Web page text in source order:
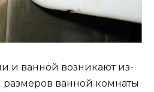
и ванной возникают из-
размеров ванной комнаты